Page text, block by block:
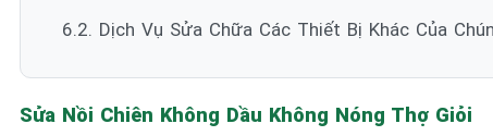
6.2. Dịch Vụ Sửa Chữa Các Thiết Bị Khác Của
Sửa Nồi Chiên Không Dầu Không Nóng Thợ Giỏi